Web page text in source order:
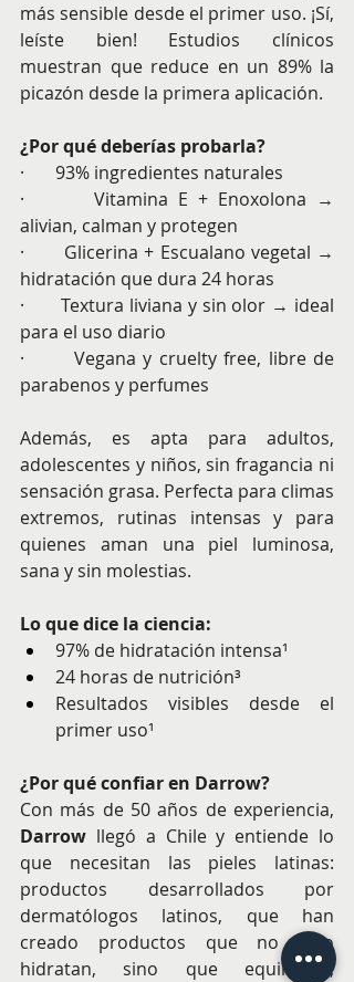
más sensible desde el primer uso. ¡Sí,
leíste bien! Estudios clínicos
muestran que reduce en un 89% la
picazón desde la primera aplicación.
¿Por qué deberías probarla?
·       93% ingredientes naturales
·       Vitamina E + Enoxolona →
alivian, calman y protegen
·       Glicerina + Escualano vegetal →
hidratación que dura 24 horas
·       Textura liviana y sin olor → ideal
para el uso diario
·       Vegana y cruelty free, libre de
parabenos y perfumes
Además, es apta para adultos,
adolescentes y niños, sin fragancia ni
sensación grasa. Perfecta para climas
extremos, rutinas intensas y para
quienes aman una piel luminosa,
sana y sin molestias.
Lo que dice la ciencia:
97% de hidratación intensa¹
24 horas de nutrición³
Resultados visibles desde el
primer uso¹
¿Por qué confiar en Darrow?
Darrow llegó a Chile y entiende lo
que necesitan las pieles latinas:
productos desarrollados por
dermatólogos latinos, que han
creado productos que no solo
hidratan, sino que equilibran,